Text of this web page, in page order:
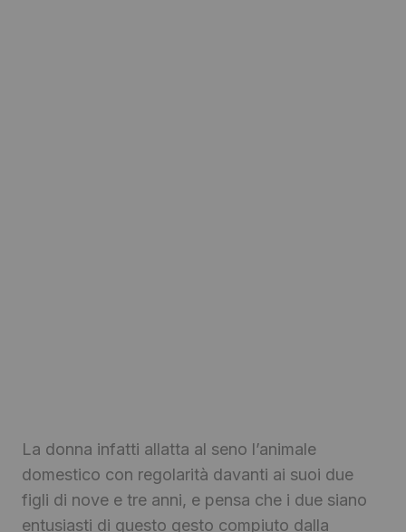
La donna infatti allatta al seno l’animale
domestico con regolarità davanti ai suoi due
figli di nove e tre anni, e pensa che i due siano
entusiasti di questo gesto compiuto dalla